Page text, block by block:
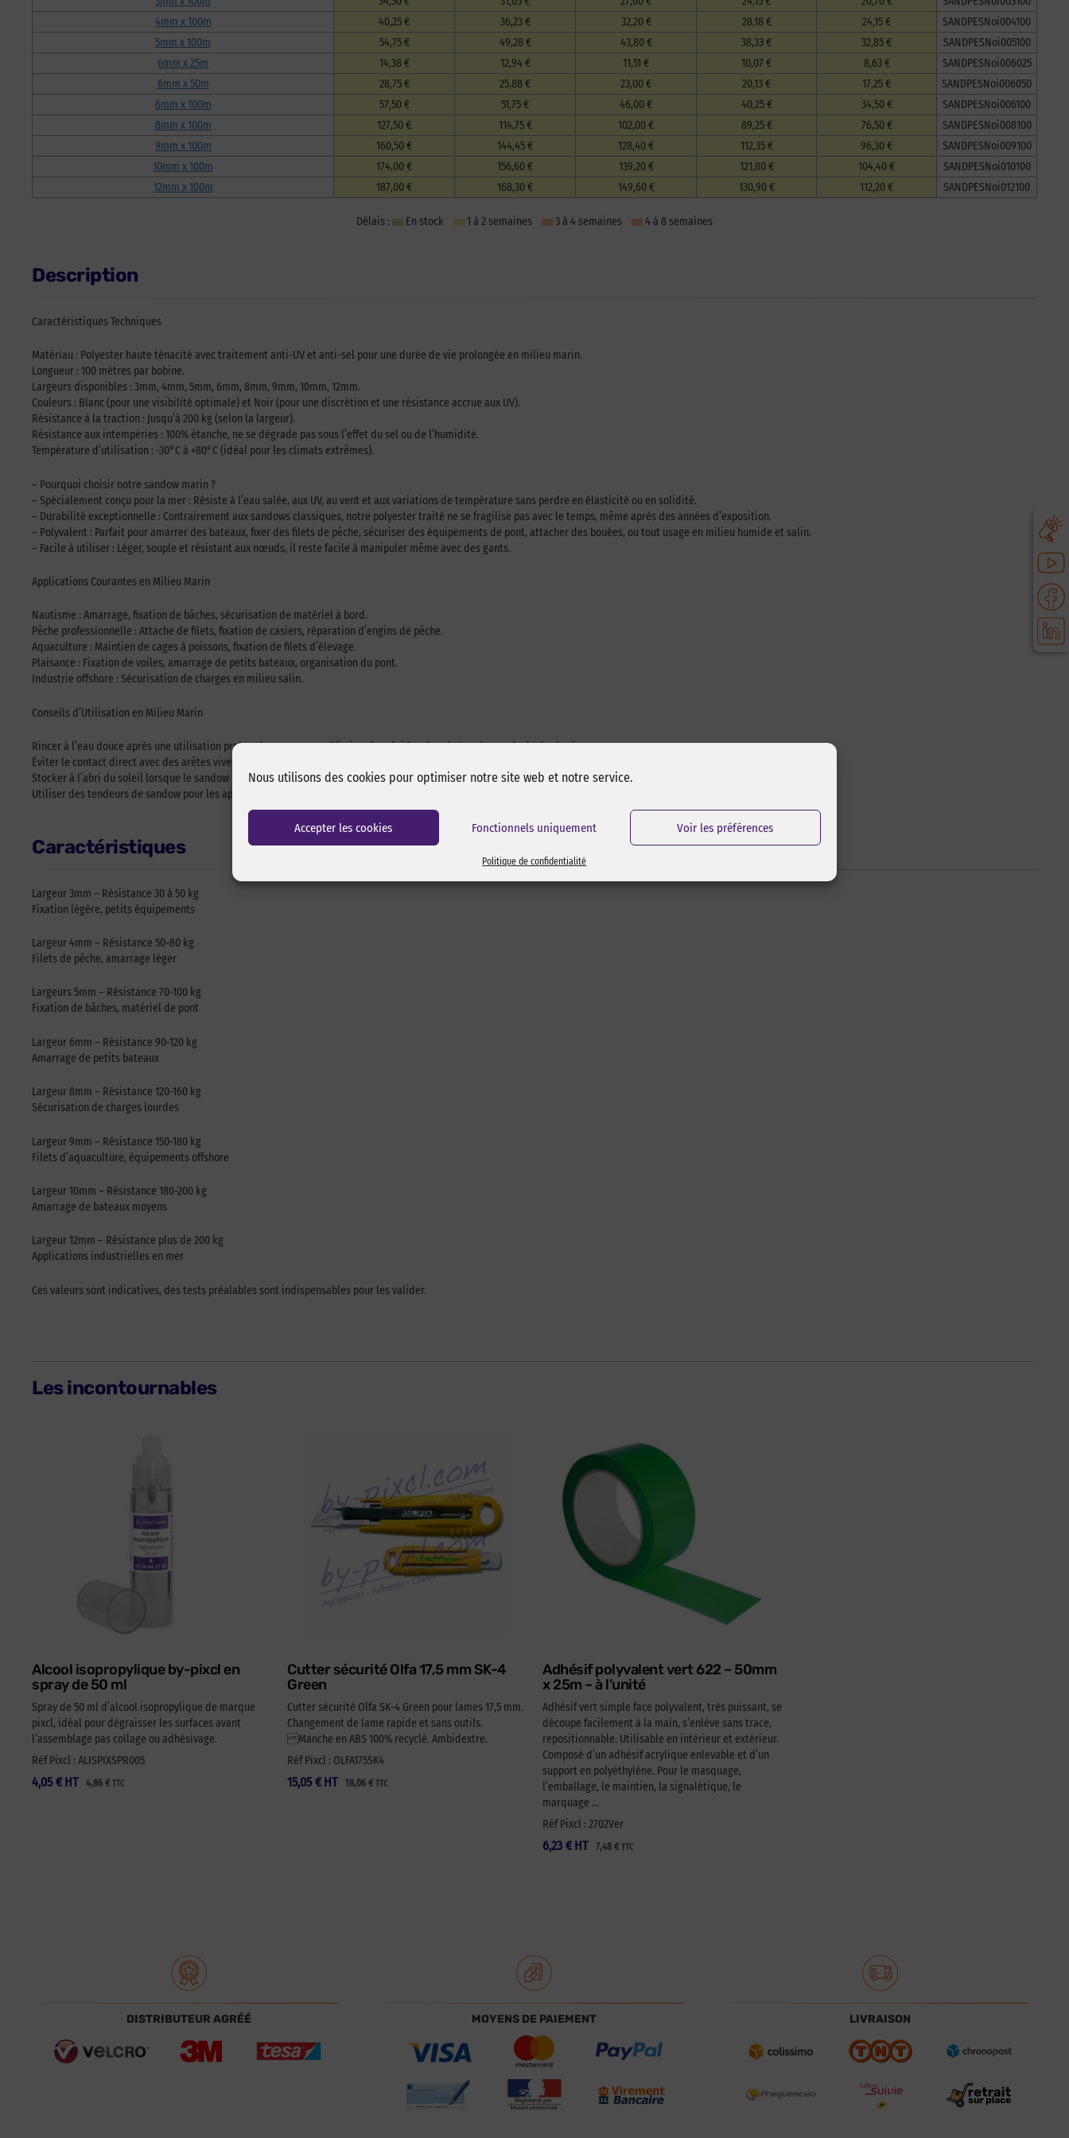
Nous utilisons des cookies pour optimiser notre site web et notre service.
Accepter les cookies Fonctionnels uniquement Voir les préférences
Politique de confidentialité
4mm x 100m
40,25 € 36,23 € 32,20 € 28,18 € 24,15 €
SANDPESNoi004100
5mm x 100m
54,75 € 49,28 € 43,80 € 38,33 € 32,85 €
SANDPESNoi005100
6mm x 25m
14,38 € 12,94 € 11,51 € 10,07 € 8,63 €
SANDPESNoi006025
6mm x 50m
28,75 € 25,88 € 23,00 € 20,13 € 17,25 €
SANDPESNoi006050
6mm x 100m
57,50 € 51,75 € 46,00 € 40,25 € 34,50 €
SANDPESNoi006100
8mm x 100m
127,50 € 114,75 € 102,00 € 89,25 € 76,50 €
SANDPESNoi008100
9mm x 100m
160,50 € 144,45 € 128,40 € 112,35 € 96,30 €
SANDPESNoi009100
10mm x 100m
174,00 € 156,60 € 139,20 € 121,80 € 104,40 €
SANDPESNoi010100
12mm x 100m
187,00 € 168,30 € 149,60 € 130,90 € 112,20 € SANDPESNoi012100
Délais : En stock 1 à 2 semaines 3 à 4 semaines 4 à 8 semaines
Description
Caractéristiques Techniques
Matériau : Polyester haute ténacité avec traitement anti-UV et anti-sel pour une durée de vie prolongée en milieu marin.
Longueur : 100 mètres par bobine.
Largeurs disponibles : 3mm, 4mm, 5mm, 6mm, 8mm, 9mm, 10mm, 12mm.
Couleurs : Blanc (pour une visibilité optimale) et Noir (pour une discrétion et une résistance accrue aux UV).
Résistance à la traction : Jusqu’à 200 kg (selon la largeur).
Résistance aux intempéries : 100% étanche, ne se dégrade pas sous l’effet du sel ou de l’humidité.
Température d’utilisation : -30°C à +80°C (idéal pour les climats extrêmes).
– Pourquoi choisir notre sandow marin ?
– Spécialement conçu pour la mer : Résiste à l’eau salée, aux UV, au vent et aux variations de température sans perdre en élasticité ou en solidité.
– Durabilité exceptionnelle : Contrairement aux sandows classiques, notre polyester traité ne se fragilise pas avec le temps, même après des années d’exposition.
– Polyvalent : Parfait pour amarrer des bateaux, fixer des filets de pêche, sécuriser des équipements de pont, attacher des bouées, ou tout usage en milieu humide et salin.
– Facile à utiliser : Léger, souple et résistant aux nœuds, il reste facile à manipuler même avec des gants.
Applications Courantes en Milieu Marin
Nautisme : Amarrage, fixation de bâches, sécurisation de matériel à bord.
Pêche professionnelle : Attache de filets, fixation de casiers, réparation d’engins de pêche.
Aquaculture : Maintien de cages à poissons, fixation de filets d’élevage.
Plaisance : Fixation de voiles, amarrage de petits bateaux, organisation du pont.
Industrie offshore : Sécurisation de charges en milieu salin.
Conseils d’Utilisation en Milieu Marin
Rincer à l’eau douce après une utilisation prolongée en mer pour éliminer les résidus de sel et prolonger la durée de vie.
Éviter le contact direct avec des arêtes vives pour limiter l’usure prématurée.
Stocker à l’abri du soleil lorsque le sandow n’est pas utilisé (même si résistant aux UV, un stockage à l’ombre prolonge sa durée de vie).
Utiliser des tendeurs de sandow pour les applications nécessitant une tension constante (ex : amarrage).
Caractéristiques
Largeur 3mm – Résistance 30 à 50 kg
Fixation légère, petits équipements
Largeur 4mm – Résistance 50-80 kg
Filets de pêche, amarrage léger
Largeurs 5mm – Résistance 70-100 kg
Fixation de bâches, matériel de pont
Largeur 6mm – Résistance 90-120 kg
Amarrage de petits bateaux
Largeur 8mm – Résistance 120-160 kg
Sécurisation de charges lourdes
Largeur 9mm – Résistance 150-180 kg
Filets d’aquaculture, équipements offshore
Largeur 10mm – Résistance 180-200 kg
Amarrage de bateaux moyens
Largeur 12mm – Résistance plus de 200 kg
Applications industrielles en mer
Ces valeurs sont indicatives, des tests préalables sont indispensables pour les valider.
Les incontournables
Alcool isopropylique by-pixcl en
spray de 50 ml
Spray de 50 ml d’alcool isopropylique de marque
pixcl, idéal pour dégraisser les surfaces avant
l’assemblage pas collage ou adhésivage.
Réf Pixcl : ALISPIXSPR005
4,05 € 4,86 € TTC
HT
Cutter sécurité Olfa 17,5 mm SK-4
Green
Cutter sécurité Olfa SK-4 Green pour lames 17,5 mm.
Changement de lame rapide et sans outils.
Manche en ABS 100% recyclé. Ambidextre.
Réf Pixcl : OLFA175SK4
15,05 € 18,06 € TTC
HT
Adhésif polyvalent vert 622 – 50mm
x 25m – à l’unité
Adhésif vert simple face polyvalent, très puissant, se
découpe facilement à la main, s’enlève sans trace,
repositionnable. Utilisable en intérieur et extérieur.
Composé d’un adhésif acrylique enlevable et d’un
support en polyéthylène. Pour le masquage,
l’emballage, le maintien, la signalétique, le
marquage …
Réf Pixcl : 2702Ver
6,23 € 7,48 € TTC
HT
DISTRIBUTEUR AGRÉÉ MOYENS DE PAIEMENT LIVRAISON